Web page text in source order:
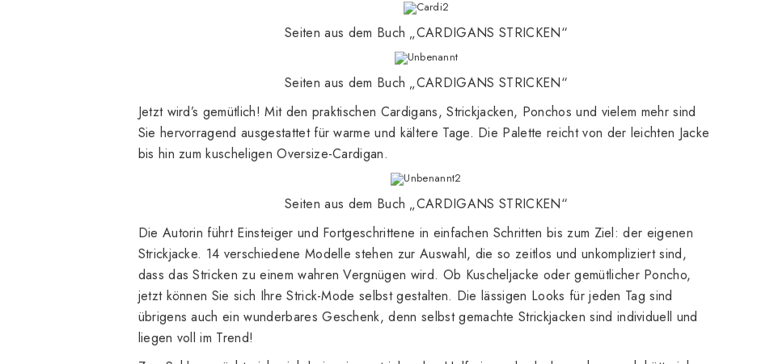
Seiten aus dem Buch „CARDIGANS STRICKEN“
Seiten aus dem Buch „CARDIGANS STRICKEN“
Jetzt wird’s gemütlich! Mit den praktischen Cardigans, Strickjacken, Ponchos und vielem mehr sind
Sie hervorragend ausgestattet für warme und kältere Tage. Die Palette reicht von der leichten Jacke
bis hin zum kuscheligen Oversize-Cardigan.
Seiten aus dem Buch „CARDIGANS STRICKEN“
Die Autorin führt Einsteiger und Fortgeschrittene in einfachen Schritten bis zum Ziel: der eigenen
Strickjacke. 14 verschiedene Modelle stehen zur Auswahl, die so zeitlos und unkompliziert sind,
dass das Stricken zu einem wahren Vergnügen wird. Ob Kuscheljacke oder gemütlicher Poncho,
jetzt können Sie sich Ihre Strick-Mode selbst gestalten. Die lässigen Looks für jeden Tag sind
übrigens auch ein wunderbares Geschenk, denn selbst gemachte Strickjacken sind individuell und
liegen voll im Trend!